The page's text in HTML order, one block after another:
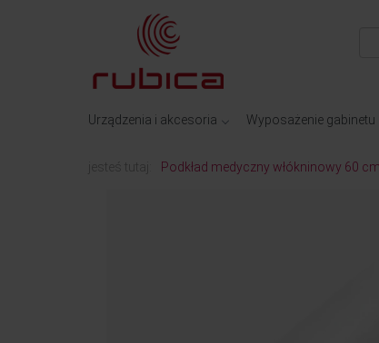
Urządzenia i akcesoria Wyposażenie gabinetu
jesteś tutaj: Podkład medyczny włókninowy 60